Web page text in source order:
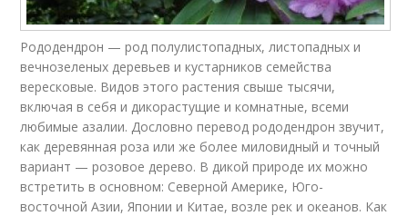
Рододендрон — род полулистопадных, листопадных и
вечнозеленых деревьев и кустарников семейства
вересковые. Видов этого растения свыше тысячи,
включая в себя и дикорастущие и комнатные, всеми
любимые азалии. Дословно перевод рододендрон звучит,
как деревянная роза или же более миловидный и точный
вариант — розовое дерево. В дикой природе их можно
встретить в основном: Северной Америке, Юго-
восточной Азии, Японии и Китае, возле рек и океанов. Как